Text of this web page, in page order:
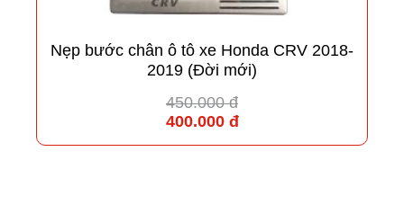
Nẹp bước chân ô tô xe Honda CRV 2018-
2019 (Đời mới)
450.000 đ
400.000 đ